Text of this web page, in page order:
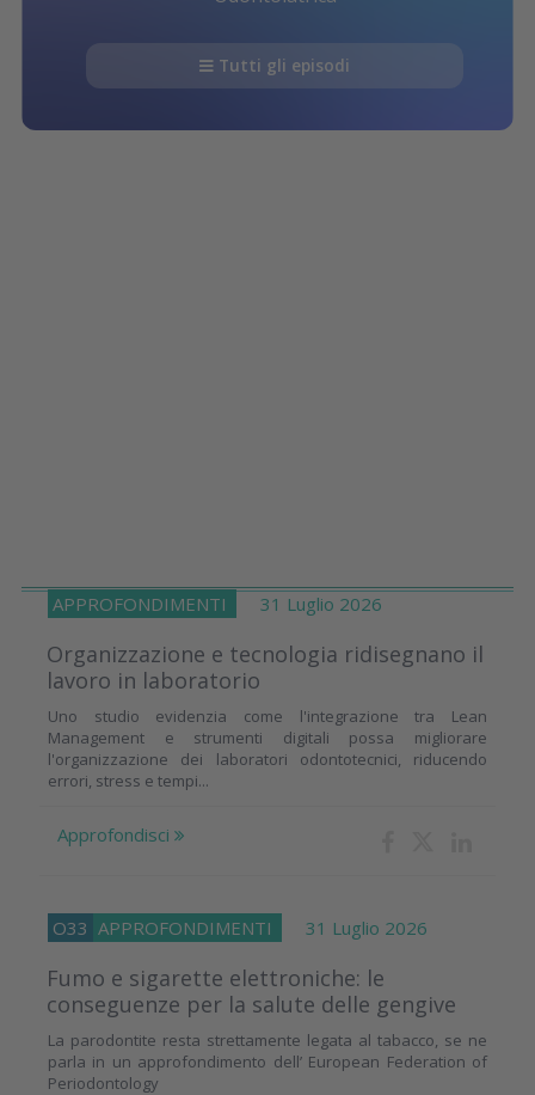
Tutti gli episodi
APPROFONDIMENTI 31 Luglio 2026
Organizzazione e tecnologia ridisegnano il
lavoro in laboratorio
Uno studio evidenzia come l'integrazione tra Lean
Management e strumenti digitali possa migliorare
l'organizzazione dei laboratori odontotecnici, riducendo
errori, stress e tempi...
Approfondisci
O33 APPROFONDIMENTI 31 Luglio 2026
Fumo e sigarette elettroniche: le
conseguenze per la salute delle gengive
La parodontite resta strettamente legata al tabacco, se ne
parla in un approfondimento dell’ European Federation of
Periodontology